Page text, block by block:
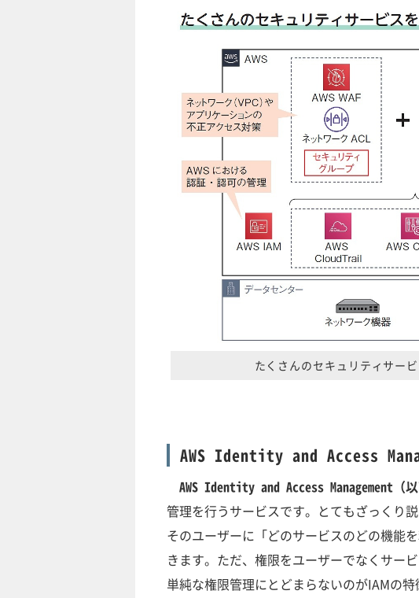
たくさんのセキュリティサー
AWS Identity and Access
AWS Identity and Access Management（以
管理を行うサービスです。とてもざっくり
そのユーザーに「どのサービスのどの機能
きます。ただ、権限をユーザーでなくサー
単純な権限管理にとどまらないのがIAMの特